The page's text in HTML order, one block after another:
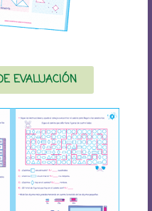
EVALUACIÓN